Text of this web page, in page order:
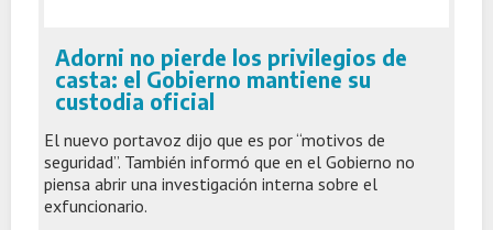
Adorni no pierde los privilegios de
casta: el Gobierno mantiene su
custodia oficial
El nuevo portavoz dijo que es por “motivos de
seguridad”. También informó que en el Gobierno no
piensa abrir una investigación interna sobre el
exfuncionario.